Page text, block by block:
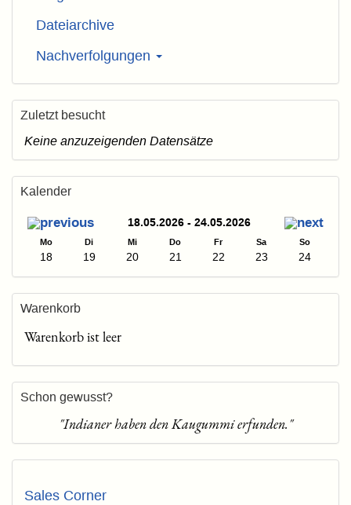
Dateiarchive
Nachverfolgungen
Zuletzt besucht
Keine anzuzeigenden Datensätze
Kalender
18.05.2026 - 24.05.2026
Mo Di Mi Do Fr Sa So
18 19 20 21 22 23 24
Warenkorb
Warenkorb ist leer
Schon gewusst?
"Indianer haben den Kaugummi erfunden."
Sales Corner